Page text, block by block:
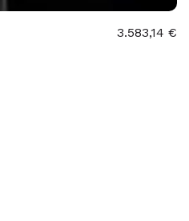
3.583,14 €